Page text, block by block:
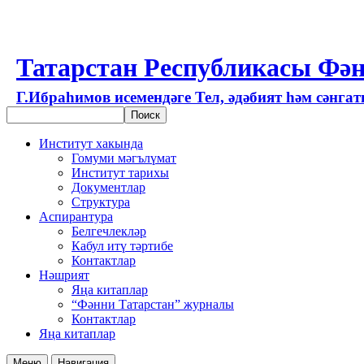
Татарстан Республикасы
Г.Ибраһимов исемендәге Тел, әдәбият һәм
Институт хакында
Гомуми мәгълүмат
Институт тарихы
Документлар
Структура
Аспирантура
Белгечлекләр
Кабул итү тәртибе
Контактлар
Нәшрият
Яңа китаплар
“Фәнни Татарстан” журналы
Контактлар
Яңа китаплар